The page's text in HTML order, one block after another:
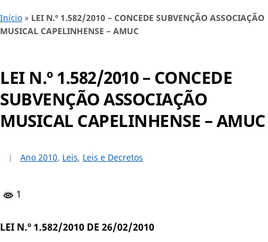
Início » LEI N.º 1.582/2010 – CONCEDE SUBVENÇÃO ASSOCIAÇÃO
MUSICAL CAPELINHENSE – AMUC
LEI N.º 1.582/2010 – CONCEDE
SUBVENÇÃO ASSOCIAÇÃO
MUSICAL CAPELINHENSE – AMUC
Ano 2010, Leis, Leis e Decretos
1
LEI N.º 1.582/2010 DE 26/02/2010